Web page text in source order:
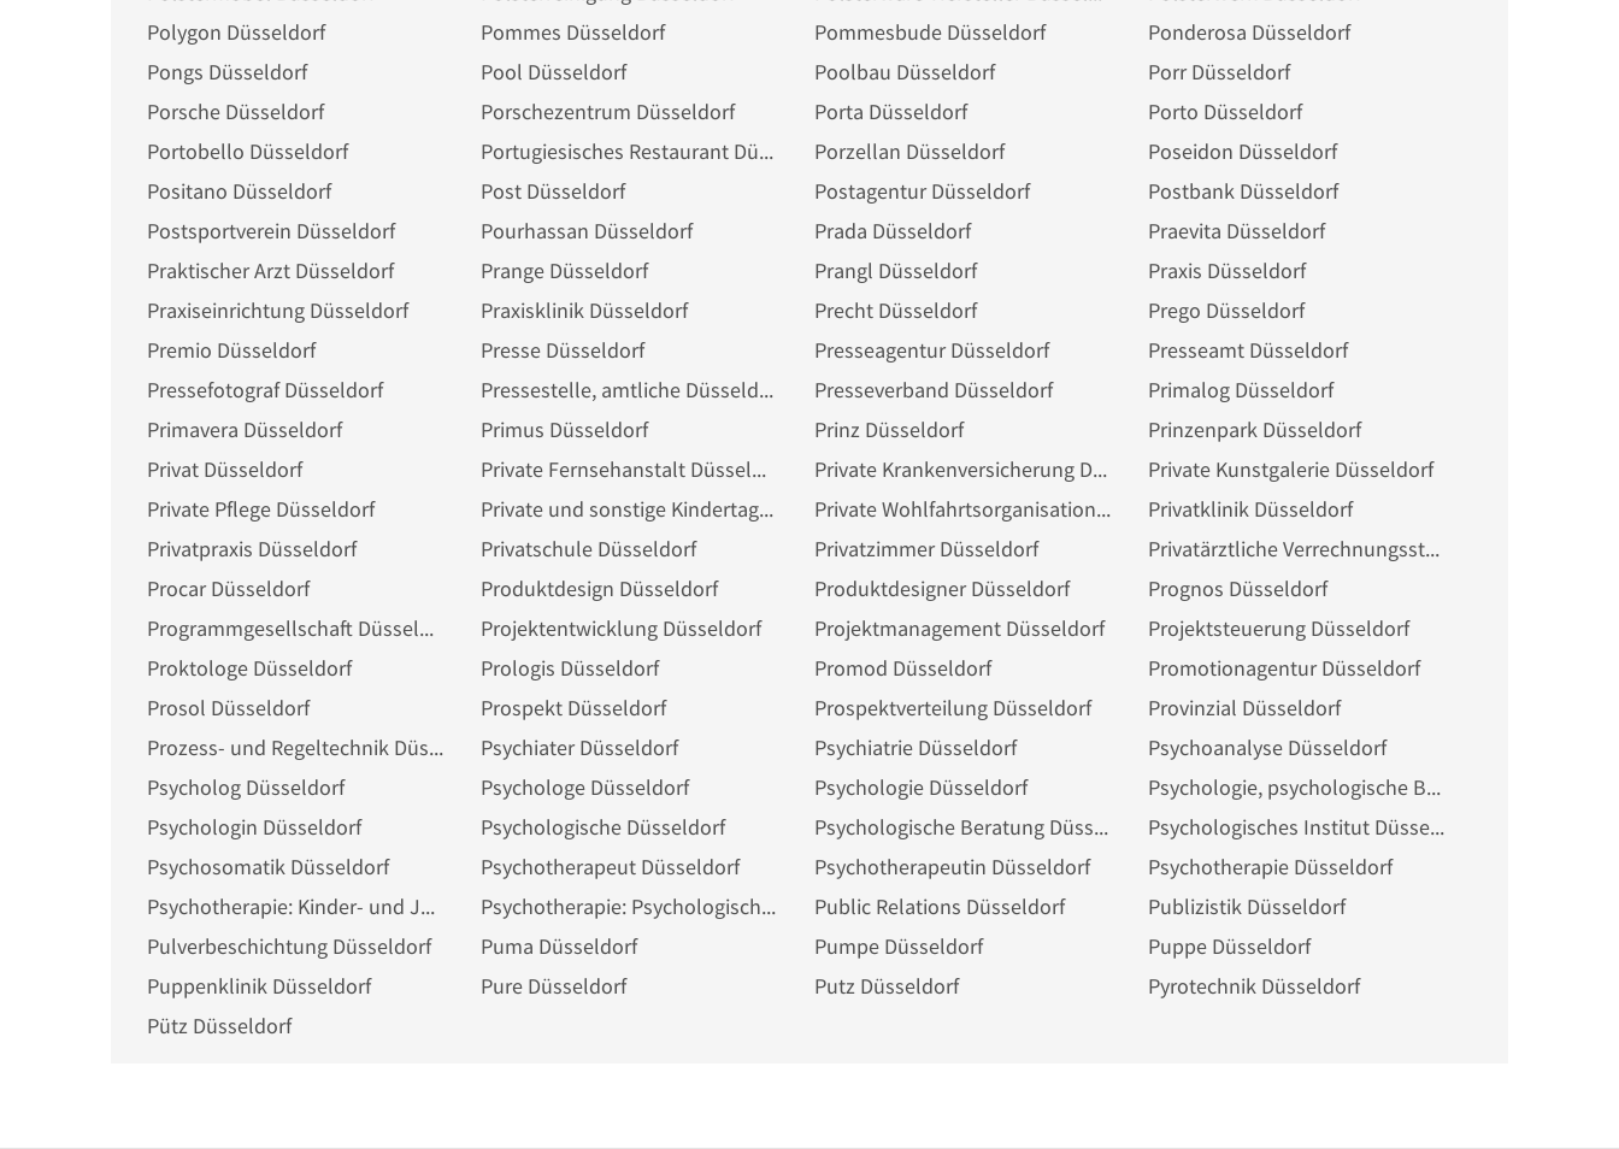
Polygon Düsseldorf
Pommes Düsseldorf Pommesbude Düsseldorf
Ponderosa Düsseldorf
Pongs Düsseldorf
Pool Düsseldorf Poolbau Düsseldorf
Porr Düsseldorf
Porsche Düsseldorf
Porschezentrum Düsseldorf Porta Düsseldorf
Porto Düsseldorf
Portobello Düsseldorf
Portugiesisches Restaurant Düsseldorf Porzellan Düsseldorf
Poseidon Düsseldorf
Positano Düsseldorf
Post Düsseldorf Postagentur Düsseldorf
Postbank Düsseldorf
Postsportverein Düsseldorf
Pourhassan Düsseldorf Prada Düsseldorf
Praevita Düsseldorf
Praktischer Arzt Düsseldorf
Prange Düsseldorf Prangl Düsseldorf
Praxis Düsseldorf
Praxiseinrichtung Düsseldorf
Praxisklinik Düsseldorf Precht Düsseldorf
Prego Düsseldorf
Premio Düsseldorf
Presse Düsseldorf Presseagentur Düsseldorf
Presseamt Düsseldorf
Pressefotograf Düsseldorf
Pressestelle, amtliche Düsseldorf Presseverband Düsseldorf
Primalog Düsseldorf
Primavera Düsseldorf
Primus Düsseldorf Prinz Düsseldorf
Prinzenpark Düsseldorf
Privat Düsseldorf
Private Fernsehanstalt Düsseldorf Private Krankenversicherung Düsseldorf
Private Kunstgalerie Düsseldorf
Private Pflege Düsseldorf
Private und sonstige Kindertagesstätte Düsseldorf Private Wohlfahrtsorganisation Düsseldorf
Privatklinik Düsseldorf
Privatpraxis Düsseldorf
Privatschule Düsseldorf Privatzimmer Düsseldorf
Privatärztliche Verrechnungsstelle Düsseldorf
Procar Düsseldorf
Produktdesign Düsseldorf Produktdesigner Düsseldorf
Prognos Düsseldorf
Programmgesellschaft Düsseldorf
Projektentwicklung Düsseldorf Projektmanagement Düsseldorf
Projektsteuerung Düsseldorf
Proktologe Düsseldorf
Prologis Düsseldorf Promod Düsseldorf
Promotionagentur Düsseldorf
Prosol Düsseldorf
Prospekt Düsseldorf Prospektverteilung Düsseldorf
Provinzial Düsseldorf
Prozess- und Regeltechnik Düsseldorf
Psychiater Düsseldorf Psychiatrie Düsseldorf
Psychoanalyse Düsseldorf
Psycholog Düsseldorf
Psychologe Düsseldorf Psychologie Düsseldorf
Psychologie, psychologische Beratung Düsseldorf
Psychologin Düsseldorf
Psychologische Düsseldorf Psychologische Beratung Düsseldorf
Psychologisches Institut Düsseldorf
Psychosomatik Düsseldorf
Psychotherapeut Düsseldorf Psychotherapeutin Düsseldorf
Psychotherapie Düsseldorf
Psychotherapie: Kinder- und Jugendlichenpsychotherapeut Düsseldorf
Psychotherapie: Psychologischer Psychotherapeut Düsseldorf Public Relations Düsseldorf
Publizistik Düsseldorf
Pulverbeschichtung Düsseldorf
Puma Düsseldorf Pumpe Düsseldorf
Puppe Düsseldorf
Puppenklinik Düsseldorf
Pure Düsseldorf Putz Düsseldorf
Pyrotechnik Düsseldorf
Pütz Düsseldorf